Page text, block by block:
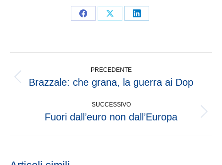
PRECEDENTE
Brazzale: che grana, la guerra ai Dop
SUCCESSIVO
Fuori dall’euro non dall’Europa